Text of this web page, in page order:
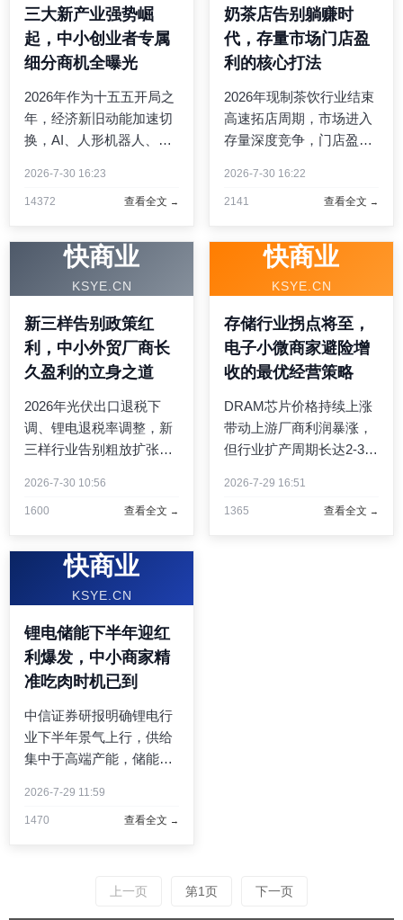
三大新产业强势崛
起，中小创业者专属
细分商机全曝光
2026年作为十五五开局之
年，经济新旧动能加速切
换，AI、人形机器人、创
业链上下游衍生大量适配
意。本文结合产业落地现
状，梳理三大产业细分配
2026-7-30 16:23
14372 查看全文
奶茶店告别躺赚时
代，存量市场门店盈
利的核心打法
2026年现制茶饮行业结束
高速拓店周期，市场进入
存量深度竞争，门店盈利
加盟商单纯依靠品牌流量
周期行业底层变化，给出
单店加盟商盈利优化完整
2026-7-30 16:22
2141 查看全文
快商业
KSYE.CN
新三样告别政策红
利，中小外贸厂商长
久盈利的立身之道
2026年光伏出口退税下
调、锂电退税率调整，新
三样行业告别粗放扩张时
底层变化，给零部件、外
期经营布局思路。 ...
2026-7-30 10:56
1600 查看全文
快商业
KSYE.CN
存储行业拐点将至，
电子小微商家避险增
收的最优经营策略
DRAM芯片价格持续上涨
带动上游厂商利润暴涨，
但行业扩产周期长达2-3
周期波动底层逻辑，给存
2026-7-29 16:51
1365 查看全文
快商业
KSYE.CN
锂电储能下半年迎红
利爆发，中小商家精
准吃肉时机已到
中信证券研报明确锂电行
业下半年景气上行，供给
集中于高端产能，储能需
材、小型储能组装、维修
2026-7-29 11:59
1470 查看全文
上一页 第1页 下一页